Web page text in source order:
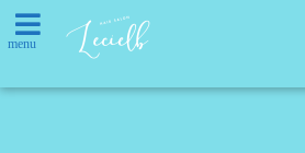
menu